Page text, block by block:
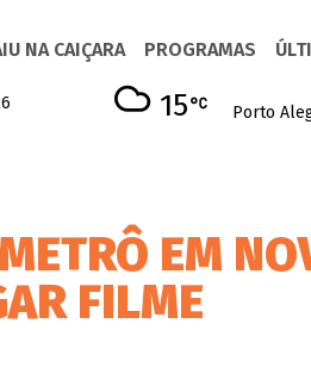
NA CAIÇARA PROGRAMAS
Porto
15
EM
FILME